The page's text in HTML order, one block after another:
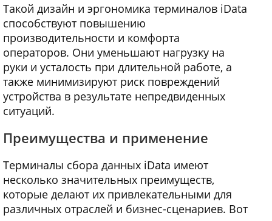
Такой дизайн и эргономика терминалов iData
способствуют повышению
производительности и комфорта
операторов. Они уменьшают нагрузку на
руки и усталость при длительной работе, а
также минимизируют риск повреждений
устройства в результате непредвиденных
ситуаций.
Преимущества и применение
Терминалы сбора данных iData имеют
несколько значительных преимуществ,
которые делают их привлекательными для
различных отраслей и бизнес-сценариев. Вот